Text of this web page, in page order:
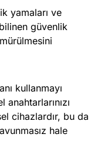
yamaları ve
güvenlik
kullanmayı
cihazlardır, bu da
hale